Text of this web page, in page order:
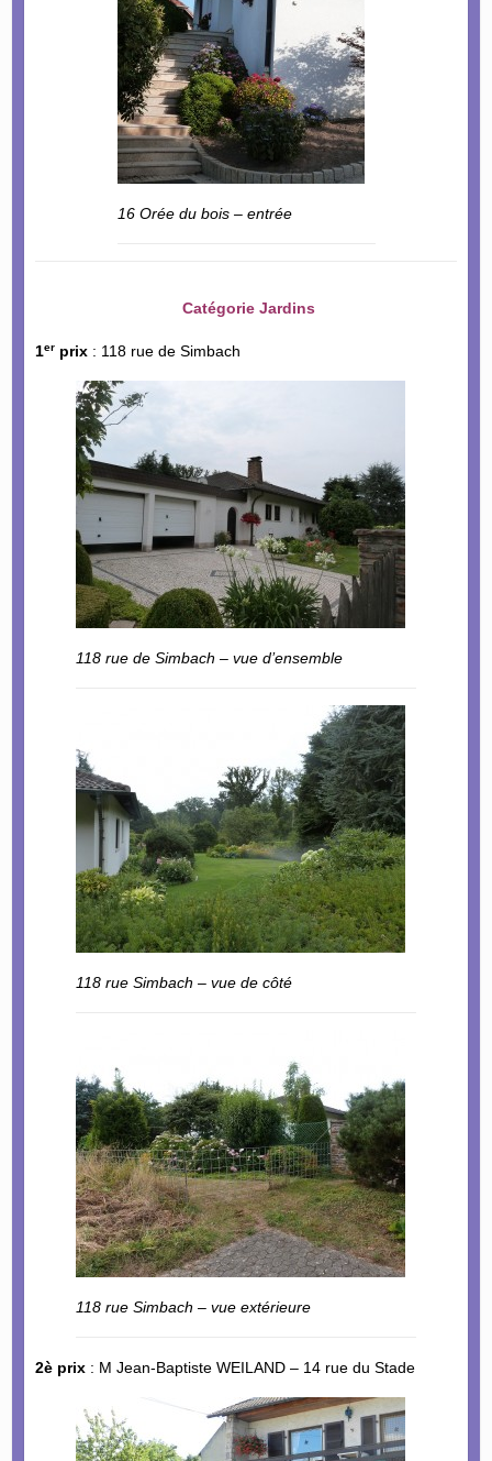
16 Orée du bois – entrée
Catégorie Jardins
1erprix: 118 rue de Simbach
118 rue de Simbach – vue d’ensemble
118 rue Simbach – vue de côté
118 rue Simbach – vue extérieure
2è prix: M Jean-Baptiste WEILAND – 14 rue du Stade